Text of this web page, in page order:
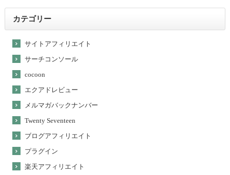
カテゴリー
サイトアフィリエイト
サーチコンソール
cocoon
エクアドレビュー
メルマガバックナンバー
Twenty Seventeen
ブログアフィリエイト
プラグイン
楽天アフィリエイト